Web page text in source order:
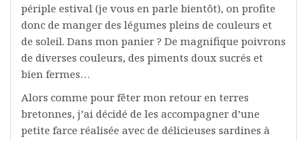
périple estival (je vous en parle bientôt), on profite
donc de manger des légumes pleins de couleurs et
de soleil. Dans mon panier ? De magnifique poivrons
de diverses couleurs, des piments doux sucrés et
bien fermes…
Alors comme pour fêter mon retour en terres
bretonnes, j’ai décidé de les accompagner d’une
petite farce réalisée avec de délicieuses sardines à